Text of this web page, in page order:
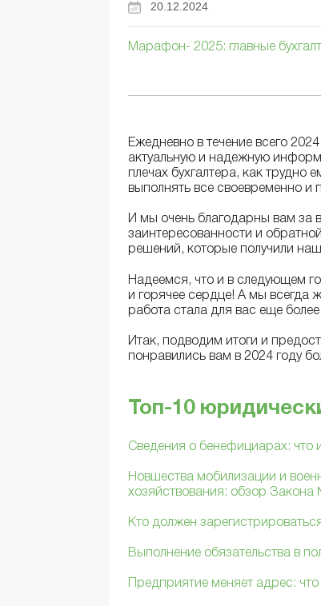
20.12.2024
Марафон- 2025: главные
Ежедневно в течение всего
актуальную и надежную
плечах бухгалтера, как трудно
выполнять все своевременно и
И мы очень благодарны вам за
заинтересованности и
решений, которые получили
Надеемся, что и в следующем
и горячее сердце! А мы всегда
работа стала для вас еще
Итак, подводим итоги и
понравились вам в 2024 году
Топ-10
Сведения о бенефициарах: что
Новшества мобилизации и
хозяйствования: обзор Закона
Кто должен
Выполнение обязательства в
Предприятие меняет адрес: